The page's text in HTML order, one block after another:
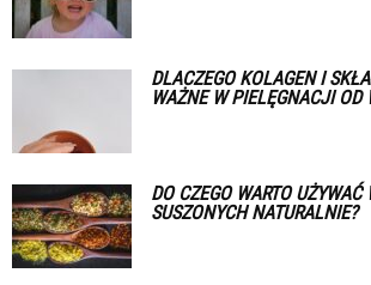
DLACZEGO KOLAGEN I
WAŻNE W PIELĘGNACJI OD
DO CZEGO WARTO UŻYWAĆ
SUSZONYCH NATURALNIE?